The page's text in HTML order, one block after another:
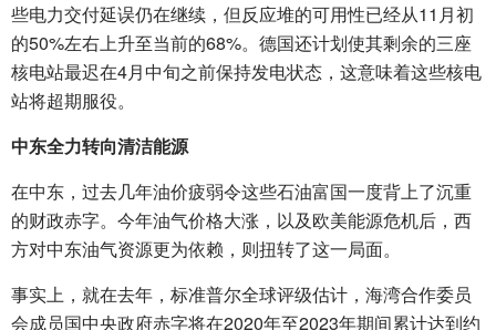
些电力交付延误仍在继续，但反应堆的可用性已经从11月初
的50%左右上升至当前的68%。德国还计划使其剩余的三座
核电站最迟在4月中旬之前保持发电状态，这意味着这些核电
站将超期服役。
中东全力转向清洁能源
在中东，过去几年油价疲弱令这些石油富国一度背上了沉重
的财政赤字。今年油气价格大涨，以及欧美能源危机后，西
方对中东油气资源更为依赖，则扭转了这一局面。
事实上，就在去年，标准普尔全球评级估计，海湾合作委员
会成员国中央政府赤字将在2020年至2023年期间累计达到约